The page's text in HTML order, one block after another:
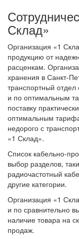
Склад»
Организация «1
продукцию от
расценкам.
хранения в Санкт-
транспортный отдел
и по оптимальным
поставку
оптимальным
недорого с
«1 Склад».
Список кабельно-
выбор разделов,
радиочастотный
другие категории.
Организация «1
и по сравнительно
наличие товара на
продаж.